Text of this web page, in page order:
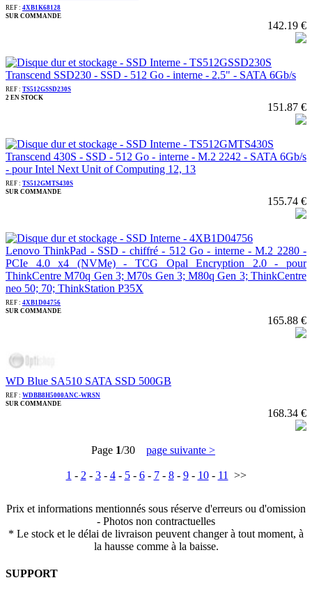
REF : 4XB1K68128
SUR COMMANDE
142.19 €
Transcend SSD230 - SSD - 512 Go - interne - 2.5" - SATA 6Gb/s
REF : TS512GSSD230S
2 EN STOCK
151.87 €
Transcend 430S - SSD - 512 Go - interne - M.2 2242 - SATA 6Gb/s
- pour Intel Next Unit of Computing 12, 13
REF : TS512GMTS430S
SUR COMMANDE
155.74 €
Lenovo ThinkPad - SSD - chiffré - 512 Go - interne - M.2 2280 -
PCIe 4.0 x4 (NVMe) - TCG Opal Encryption 2.0 - pour
ThinkCentre M70q Gen 3; M70s Gen 3; M80q Gen 3; ThinkCentre
neo 50; 70; ThinkStation P35X
REF : 4XB1D04756
SUR COMMANDE
165.88 €
WD Blue SA510 SATA SSD 500GB
REF : WDBB8H5000ANC-WRSN
SUR COMMANDE
168.34 €
Page 1/30 page suivante >
1 - 2 - 3- 4- 5- 6- 7- 8- 9- 10- 11 >>
Prix et informations mentionnés sous réserve d'erreurs ou d'omission
- Photos non contractuelles
* Le stock et le délai de livraison peuvent changer à tout moment, à
la hausse comme à la baisse.
SUPPORT